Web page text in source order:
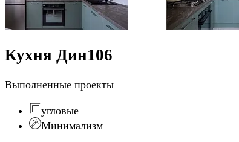
Кухня Дин106
Выполненные проекты
угловые
Минимализм